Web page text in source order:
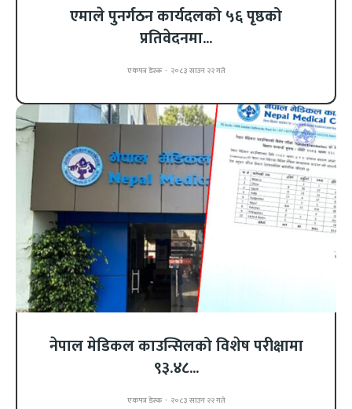
एमाले पुनर्गठन कार्यदलको ५६ पृष्ठको
प्रतिवेदनमा...
एकपत्र डेस्क - २०८३ साउन २२ गते
नेपाल मेडिकल काउन्सिलको विशेष परीक्षामा
९३.४८...
एकपत्र डेस्क - २०८३ साउन २२ गते